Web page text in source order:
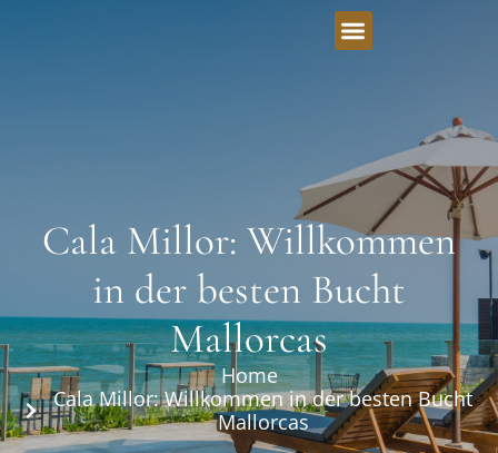
Cala Millor: Willkommen
in der besten Bucht
Mallorcas
Home
Cala Millor: Willkommen in der besten Bucht
Mallorcas